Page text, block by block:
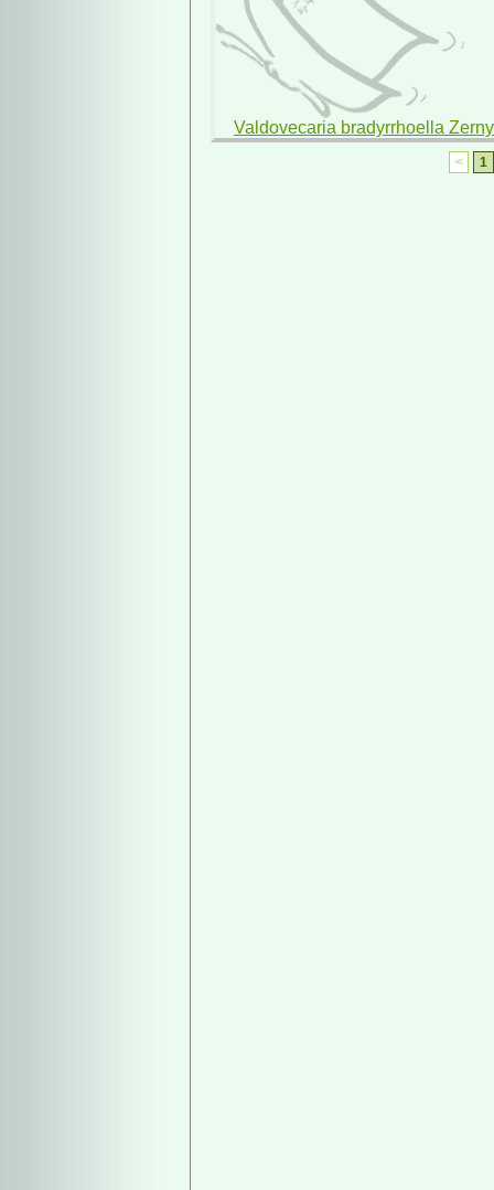
Valdovecaria bradyrrhoella Zerny
< 1